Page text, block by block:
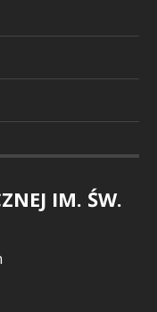
IM. ŚW.